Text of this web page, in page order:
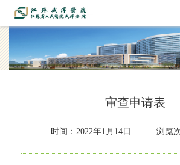
审查申请表
时间： 2022年1月14日 浏览次